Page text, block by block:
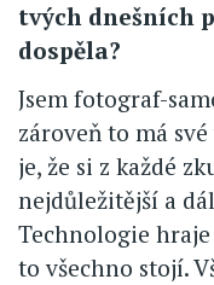
tvých dnešních
dospěla?
Jsem fotograf-
zároveň to má
je, že si z každé
nejdůležitější a
Technologie
to všechno stojí.